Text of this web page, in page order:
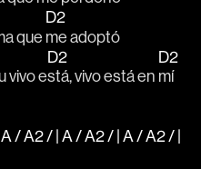
que
D2
me adoptó
vivo e
D2
stá, vivo está en
D2
mí
/ A2 / | A / A2 / | A / A2 / |